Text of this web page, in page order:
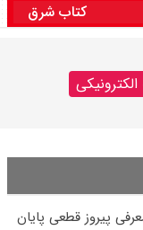
کتاب شرق
الکترونیکی
پیروز قطعی پایان